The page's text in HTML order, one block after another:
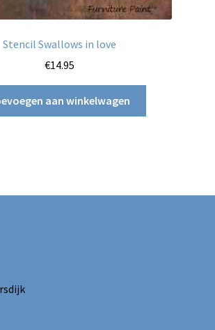
Stencil Swallows in love
€14.95
aan winkelwagen